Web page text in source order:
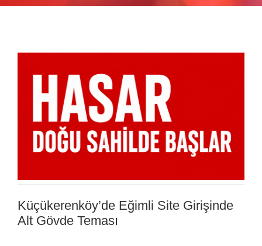
Küçükerenköy’de Eğimli Site Girişinde
Alt Gövde Teması